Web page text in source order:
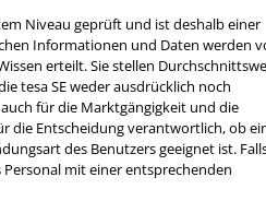
Niveau geprüft und ist deshalb einer
Informationen und Daten werden
erteilt. Sie stellen
tesa SE weder ausdrücklich noch
für die Marktgängigkeit und die
die Entscheidung verantwortlich, ob
des Benutzers geeignet ist.
mit einer entsprechenden